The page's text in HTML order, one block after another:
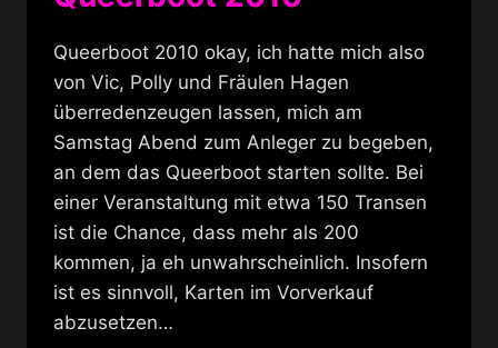
Queerboot 2010 okay, ich hatte mich also
von Vic, Polly und Fräulen Hagen
überredenzeugen lassen, mich am
Samstag Abend zum Anleger zu begeben,
an dem das Queerboot starten sollte. Bei
einer Veranstaltung mit etwa 150 Transen
ist die Chance, dass mehr als 200
kommen, ja eh unwahrscheinlich. Insofern
ist es sinnvoll, Karten im Vorverkauf
abzusetzen…